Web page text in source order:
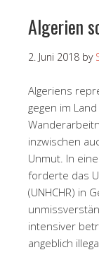
Algerien
2. Juni 2018 by
Algeriens
gegen im
inzwischen
Unmut. In
forderte das
(UNHCHR) in
intensiver
angeblich